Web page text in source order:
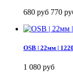
680 руб 770
OSB | 22мм |
1 080 руб